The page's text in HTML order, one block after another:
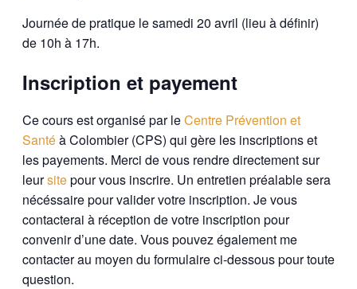
Journée de pratique le samedi 20 avril (lieu à définir)
de 10h à 17h.
Inscription et payement
Ce cours est organisé par leCentre Prévention et
Santéà Colombier (CPS) qui gère les inscriptions et
les payements. Merci de vous rendre directement sur
leursitepour vous inscrire. Un entretien préalable sera
nécéssaire pour valider votre inscription. Je vous
contacterai à réception de votre inscription pour
convenir d’une date. Vous pouvez également me
contacter au moyen du formulaire ci-dessous pour toute
question.